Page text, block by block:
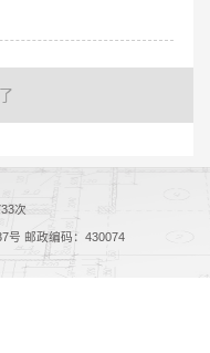
次
号 邮政编码：430074